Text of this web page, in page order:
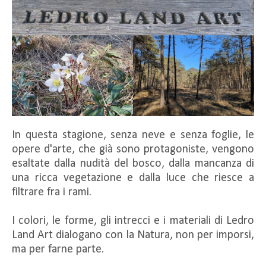
In questa stagione, senza neve e senza foglie, le
opere d'arte, che già sono protagoniste, vengono
esaltate dalla nudità del bosco, dalla mancanza di
una ricca vegetazione e dalla luce che riesce a
filtrare fra i rami.
I colori, le forme, gli intrecci e i materiali di Ledro
Land Art dialogano con la Natura, non per imporsi,
ma per farne parte.